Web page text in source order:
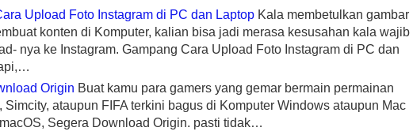
Upload Foto Instagram di PC dan Laptop Kala membetulkan gambar
konten di Komputer, kalian bisa jadi merasa kesusahan kala wajib
nya ke Instagram. Gampang Cara Upload Foto Instagram di PC dan
Origin Buat kamu para gamers yang gemar bermain permainan
Simcity, ataupun FIFA terkini bagus di Komputer Windows ataupun Mac
Segera Download Origin. pasti tidak…